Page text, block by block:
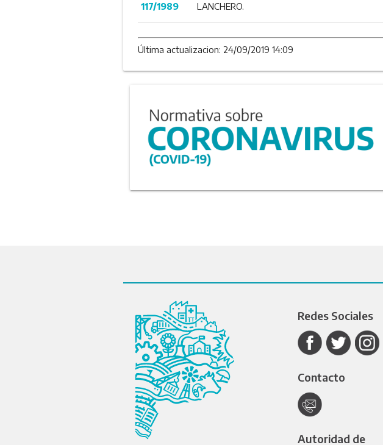
117/1989
LANCHERO.
Última actualizacion: 24/09/2019 14:09
Redes Sociales
Contacto
Autoridad de